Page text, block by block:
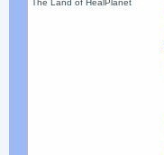
The Land of HealPlanet